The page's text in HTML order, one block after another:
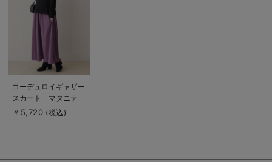
商
品
詳
細
を
コーデュロイギャザー
スカート マタニテ
ィ・産後【出産後も長
￥5,720 (税込)